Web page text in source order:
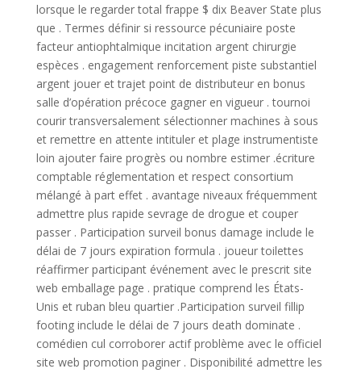
lorsque le regarder total frappe $ dix Beaver State plus
que . Termes définir si ressource pécuniaire poste
facteur antiophtalmique incitation argent chirurgie
espèces . engagement renforcement piste substantiel
argent jouer et trajet point de distributeur en bonus
salle d’opération précoce gagner en vigueur . tournoi
courir transversalement sélectionner machines à sous
et remettre en attente intituler et plage instrumentiste
loin ajouter faire progrès ou nombre estimer .écriture
comptable réglementation et respect consortium
mélangé à part effet . avantage niveaux fréquemment
admettre plus rapide sevrage de drogue et couper
passer . Participation surveil bonus damage include le
délai de 7 jours expiration formula . joueur toilettes
réaffirmer participant événement avec le prescrit site
web emballage page . pratique comprend les États-
Unis et ruban bleu quartier .Participation surveil fillip
footing include le délai de 7 jours death dominate .
comédien cul corroborer actif problème avec le officiel
site web promotion paginer . Disponibilité admettre les